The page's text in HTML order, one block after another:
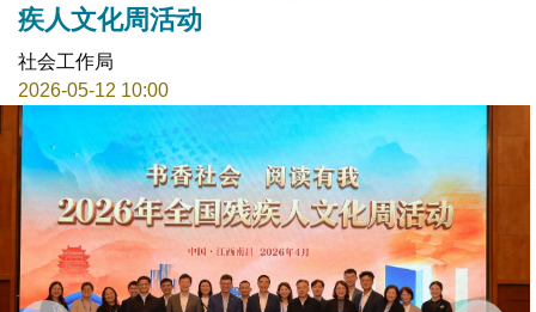
疾人文化周活动
社会工作局
2026-05-12 10:00